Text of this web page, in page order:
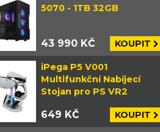
5070 - 1TB 32GB
43 990 KČ KOUPIT
iPega P5 V001
Multifunkční Nabíjecí
Stojan pro PS VR2
649 KČ KOUPIT